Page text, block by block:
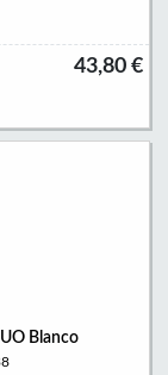
43,80 €
Blanco